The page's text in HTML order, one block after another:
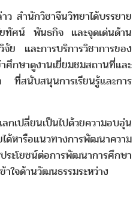
วิชาจีนวิทยาได้บรรยาย
ยทัศน์ พันธกิจ และจุดเด่นด้าน
ย และการบริการวิชาการของ
กษาดูงานเยี่ยมชมสถานที่และ
สนับสนุนการเรียนรู้และการ
นเป็นไปด้วยความอบอุ่น
ด้หารือแนวทางการพัฒนาความ
ะโยชน์ต่อการพัฒนาการศึกษา
าใจด้านวัฒนธรรมระหว่าง